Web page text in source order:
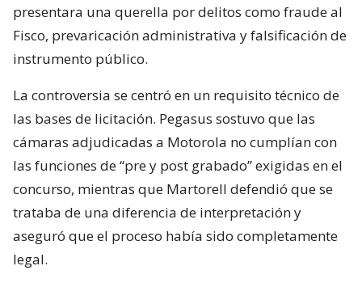
presentara una querella por delitos como fraude al
Fisco, prevaricación administrativa y falsificación de
instrumento público.
La controversia se centró en un requisito técnico de
las bases de licitación. Pegasus sostuvo que las
cámaras adjudicadas a Motorola no cumplían con
las funciones de “pre y post grabado” exigidas en el
concurso, mientras que Martorell defendió que se
trataba de una diferencia de interpretación y
aseguró que el proceso había sido completamente
legal.